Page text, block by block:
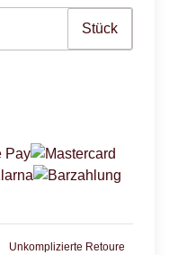
Stück
Unkomplizierte Retoure